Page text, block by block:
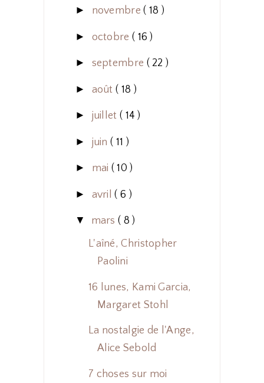
► novembre( 18 )
► octobre ( 16 )
► septembre ( 22 )
► août ( 18 )
► juillet ( 14 )
► juin ( 11 )
► mai ( 10 )
► avril( 6 )
▼ mars( 8 )
L'aîné, Christopher
Paolini
16 lunes, Kami Garcia,
Margaret Stohl
La nostalgie de l'Ange,
Alice Sebold
7 choses sur moi